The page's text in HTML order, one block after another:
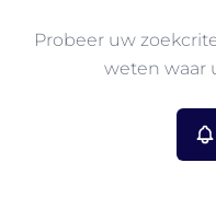
Probeer uw
weten waar